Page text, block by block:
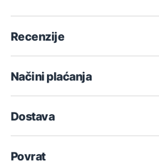
Recenzije
Načini plaćanja
Dostava
Povrat